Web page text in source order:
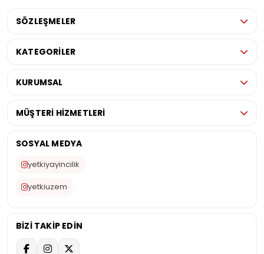
SÖZLEŞMELER
KATEGORİLER
KURUMSAL
MÜŞTERİ HİZMETLERİ
SOSYAL MEDYA
yetkiyayincilik
yetkiuzem
BİZİ TAKİP EDİN